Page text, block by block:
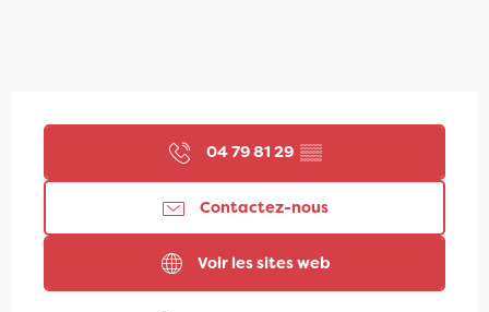
04 79 81 29 ▒▒
Contactez-nous
Voir les sites web